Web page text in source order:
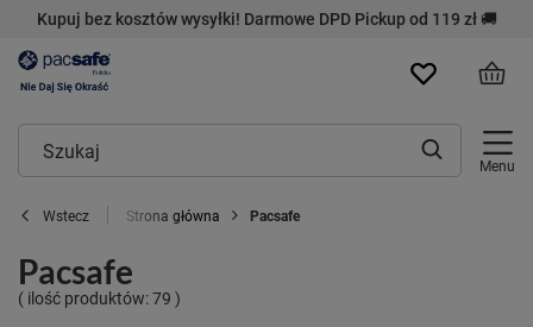
Kupuj bez kosztów wysyłki! Darmowe DPD Pickup od 119 zł 🚚
Menu
Wstecz Strona główna Pacsafe
Pacsafe
( ilość produktów:79 )